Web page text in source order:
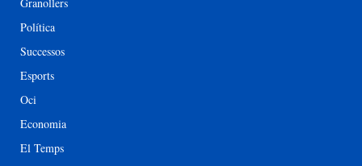
Granollers
Política
Successos
Esports
Oci
Economia
El Temps